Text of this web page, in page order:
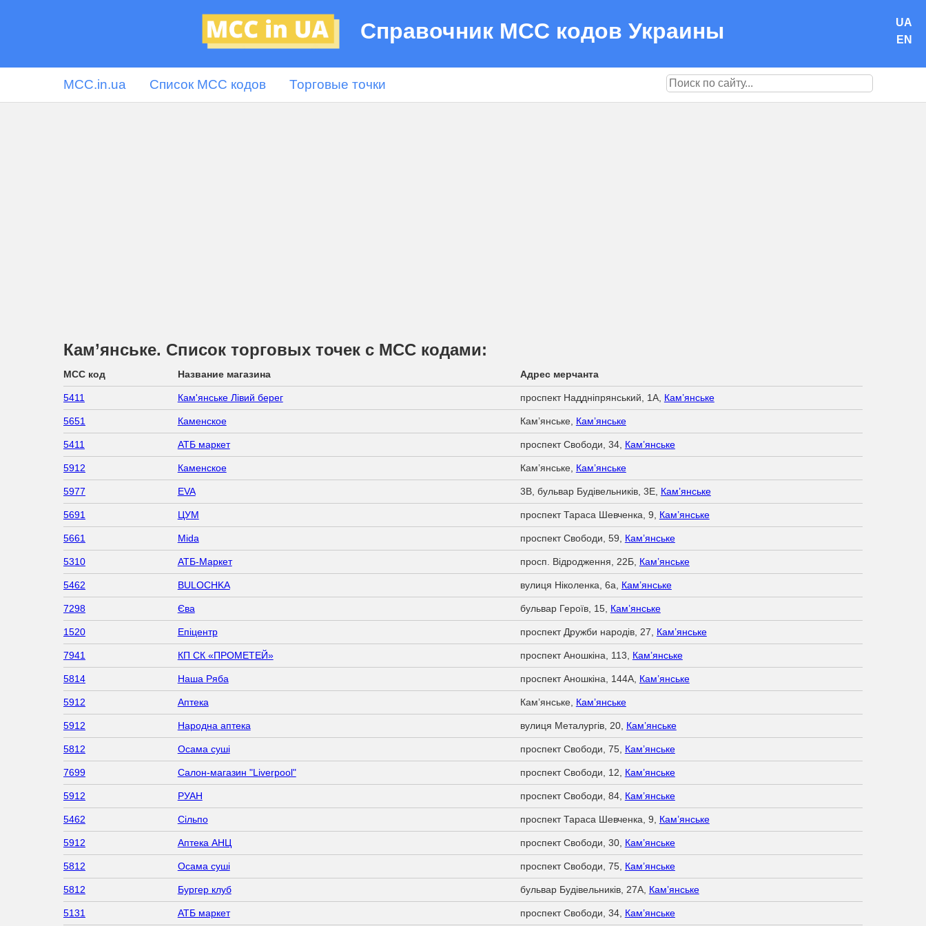
Справочник МСС кодов Украины
UA
EN
MCC.in.ua Список MCC кодов Торговые точки
Кам’янське. Список торговых точек с МСС кодами:
MCC код Название магазина Адрес мерчанта
5411 Кам'янське Лівий берег проспект Наддніпрянський, 1А, Кам’янське
5651 Каменское Кам’янське, Кам’янське
5411 АТБ маркет проспект Свободи, 34, Кам’янське
5912 Каменское Кам’янське, Кам’янське
5977 EVA 3B, бульвар Будівельників, 3Е, Кам’янське
5691 ЦУМ проспект Тараса Шевченка, 9, Кам’янське
5661 Mida проспект Свободи, 59, Кам’янське
5310 АТБ-Маркет просп. Відродження, 22Б, Кам’янське
5462 BULOCHKA вулиця Ніколенка, 6а, Кам’янське
7298 Єва бульвар Героїв, 15, Кам’янське
1520 Епіцентр проспект Дружби народів, 27, Кам’янське
7941 КП СК «ПРОМЕТЕЙ» проспект Аношкіна, 113, Кам’янське
5814 Наша Ряба проспект Аношкіна, 144А, Кам’янське
5912 Аптека Кам’янське, Кам’янське
5912 Народна аптека вулиця Металургів, 20, Кам’янське
5812 Осама суші проспект Свободи, 75, Кам’янське
7699 Салон-магазин "Liverpool" проспект Свободи, 12, Кам’янське
5912 РУАН проспект Свободи, 84, Кам’янське
5462 Сільпо проспект Тараса Шевченка, 9, Кам’янське
5912 Аптека АНЦ проспект Свободи, 30, Кам’янське
5812 Осама суші проспект Свободи, 75, Кам’янське
5812 Бургер клуб бульвар Будівельників, 27А, Кам’янське
5131 АТБ маркет проспект Свободи, 34, Кам’янське